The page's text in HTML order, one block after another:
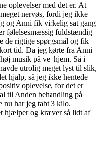
oplevelser med det er. At
nervøs, fordi jeg ikke
og Anni fik virkelig sat gang
følelsesmæssig fuldstændig
de rigtige spørgsmål og fik
tid. Da jeg kørte fra Anni
musik på vej hjem. Så i
utrolig meget lyst til slik,
hjalp, så jeg ikke hentede
oplevelse, for det er
til Anden behandling på
nu har jeg tabt 3 kilo.
hjælper og kræver så lidt af